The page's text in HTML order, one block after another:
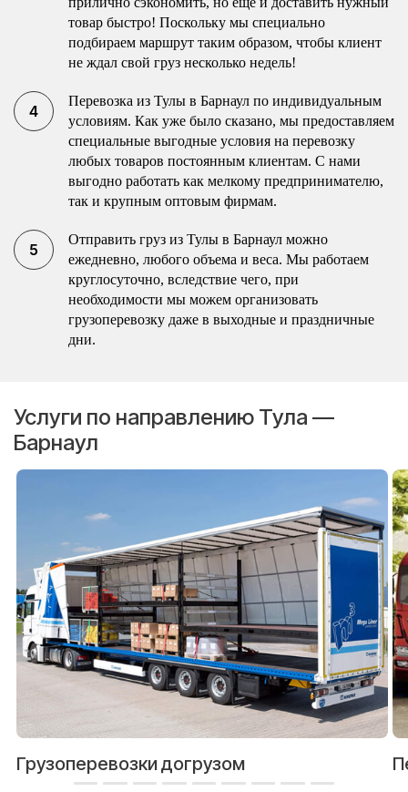
товар быстро! Поскольку мы специально
подбираем маршрут таким образом, чтобы клиент
не ждал свой груз несколько недель!
Перевозка из Тулы в Барнаул по индивидуальным
условиям. Как уже было сказано, мы предоставляем
специальные выгодные условия на перевозку
любых товаров постоянным клиентам. С нами
выгодно работать как мелкому предпринимателю,
так и крупным оптовым фирмам.
Отправить груз из Тулы в Барнаул можно
ежедневно, любого объема и веса. Мы работаем
круглосуточно, вследствие чего, при
необходимости мы можем организовать
грузоперевозку даже в выходные и праздничные
дни.
Услуги по направлению Тула —
Барнаул
Грузоперевозки догрузом